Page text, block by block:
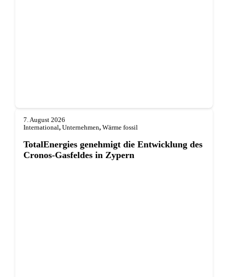
7. August 2026
International, Unternehmen, Wärme fossil
TotalEnergies genehmigt die Entwicklung des
Cronos-Gasfeldes in Zypern